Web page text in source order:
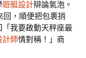
遊艇設計辯論氣泡。
回，順便把包裹捎
我要啟動天秤座最
計師情對稱！」商